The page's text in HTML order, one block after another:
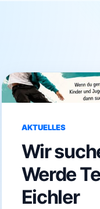
AKTUELLES
Wir
Werde
Eichler